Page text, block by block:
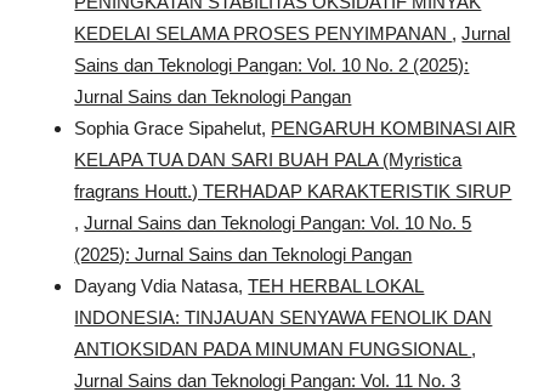
KEDELAI SELAMA PROSES PENYIMPANAN ,Jurnal
Sains dan Teknologi Pangan: Vol. 10 No. 2 (2025):
Jurnal Sains dan Teknologi Pangan
Sophia Grace Sipahelut, PENGARUH KOMBINASI AIR
KELAPA TUA DAN SARI BUAH PALA (Myristica
fragrans Houtt.) TERHADAP KARAKTERISTIK SIRUP
,Jurnal Sains dan Teknologi Pangan: Vol. 10 No. 5
(2025): Jurnal Sains dan Teknologi Pangan
Dayang Vdia Natasa,TEH HERBAL LOKAL
INDONESIA: TINJAUAN SENYAWA FENOLIK DAN
ANTIOKSIDAN PADA MINUMAN FUNGSIONAL ,
Jurnal Sains dan Teknologi Pangan: Vol. 11 No. 3